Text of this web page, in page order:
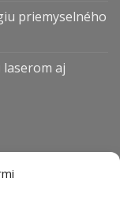
priemyselného
aj
Valentin